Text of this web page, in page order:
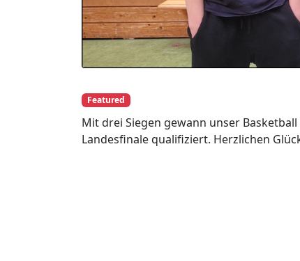
Featured
Mit drei Siegen gewann unser
Landesfinale qualifiziert. Herzlichen